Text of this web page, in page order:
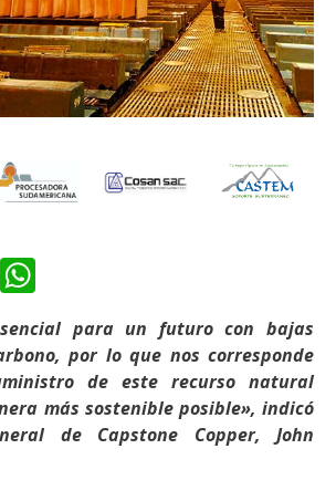
Twitter
para un futuro con bajas
por lo que nos corresponde
de este recurso natural
más sostenible posible», indicó
de Capstone Copper, John